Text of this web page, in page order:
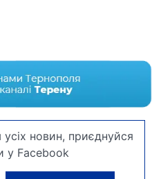
новин, приєднуйся
у Facebook